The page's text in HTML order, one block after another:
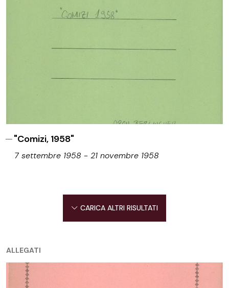
"Comizi, 1958"
7 settembre 1958 - 21 novembre 1958
CARICA ALTRI RISULTATI
ALLEGATI